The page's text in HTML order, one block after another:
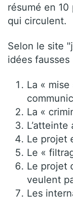
résumé en 10
qui circulent.
Selon le site
idées fausses
La «
La «
Le projet
Le «
Le projet
veulent
Les